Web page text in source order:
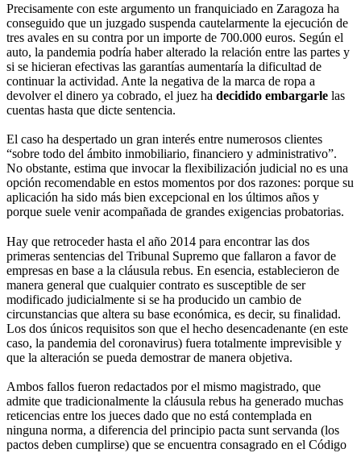
Precisamente con este argumento un franquiciado en Zaragoza ha
conseguido que un juzgado suspenda cautelarmente la ejecución de
tres avales en su contra por un importe de 700.000 euros. Según el
auto, la pandemia podría haber alterado la relación entre las partes y
si se hicieran efectivas las garantías aumentaría la dificultad de
continuar la actividad. Ante la negativa de la marca de ropa a
devolver el dinero ya cobrado, el juez ha decidido embargarle las
cuentas hasta que dicte sentencia.
El caso ha despertado un gran interés entre numerosos clientes
“sobre todo del ámbito inmobiliario, financiero y administrativo”.
No obstante, estima que invocar la flexibilización judicial no es una
opción recomendable en estos momentos por dos razones: porque su
aplicación ha sido más bien excepcional en los últimos años y
porque suele venir acompañada de grandes exigencias probatorias.
Hay que retroceder hasta el año 2014 para encontrar las dos
primeras sentencias del Tribunal Supremo que fallaron a favor de
empresas en base a la cláusula rebus. En esencia, establecieron de
manera general que cualquier contrato es susceptible de ser
modificado judicialmente si se ha producido un cambio de
circunstancias que altera su base económica, es decir, su finalidad.
Los dos únicos requisitos son que el hecho desencadenante (en este
caso, la pandemia del coronavirus) fuera totalmente imprevisible y
que la alteración se pueda demostrar de manera objetiva.
Ambos fallos fueron redactados por el mismo magistrado, que
admite que tradicionalmente la cláusula rebus ha generado muchas
reticencias entre los jueces dado que no está contemplada en
ninguna norma, a diferencia del principio pacta sunt servanda (los
pactos deben cumplirse) que se encuentra consagrado en el Código